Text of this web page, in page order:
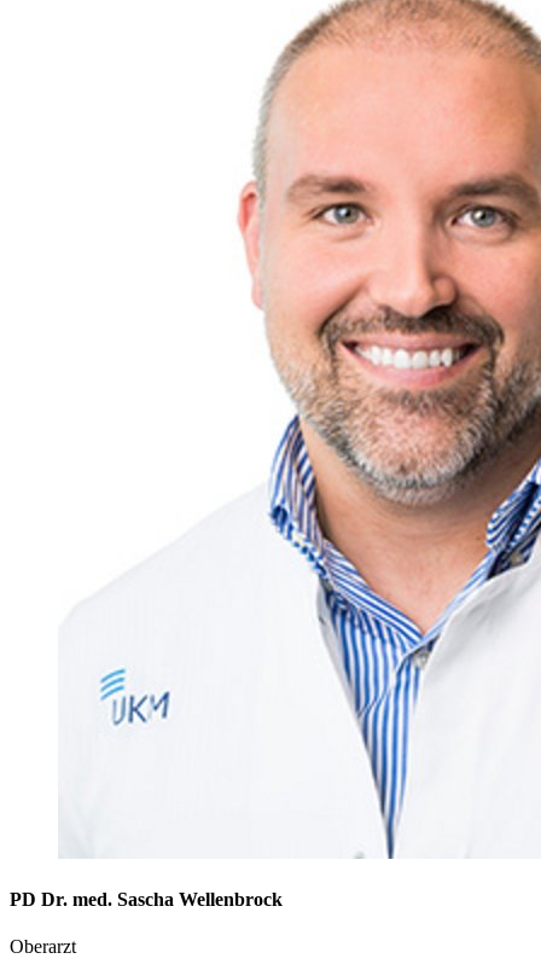
PD Dr. med. Sascha Wellenbrock
Oberarzt